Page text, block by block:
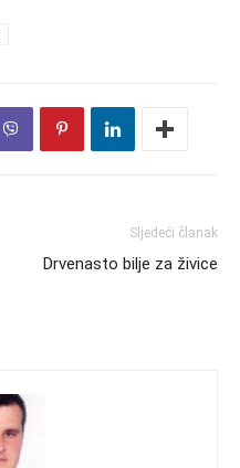
Sljedeći članak
Drvenasto bilje za živice